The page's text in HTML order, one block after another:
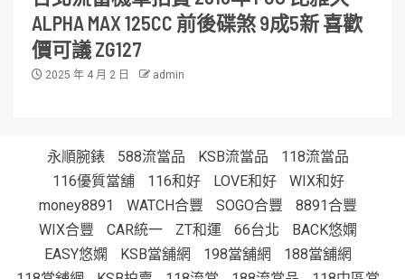
ALPHA MAX 125CC 前後碟煞 9成5新 喜歡
價可議 ZG127
2025 年 4 月 2 日 admin
永順腕錶 588流當品 KSB流當品
118流當品
116優質當舖
116和好 LOVE和好
WIX和好
money8891
WATCH合豐 SOGO合豐
8891合豐
WIX合豐
CAR統一 ZT和運 66台北
BACK悠嫻
EASY悠嫻
KSB當舖網 198當舖網
188當舖網